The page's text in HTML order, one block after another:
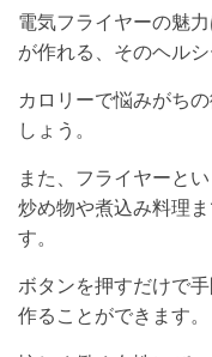
電気フライヤーの魅
が作れる、そのヘルシ
カロリーで悩みがち
しょう。
また、フライヤーと
炒め物や煮込み料理
す。
ボタンを押すだけで
作ることができます。